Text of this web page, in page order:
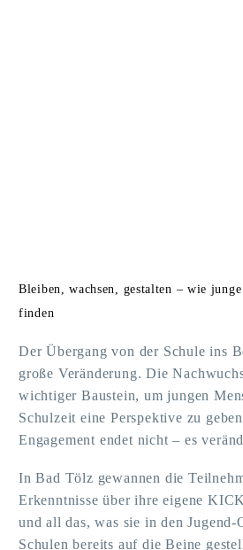
Bleiben, wachsen, gestalten – wie
finden
Der Übergang von der Schule ins
große Veränderung. Die
wichtiger Baustein, um jungen
Schulzeit eine Perspektive zu
Engagement endet nicht – es
In Bad Tölz gewannen die
Erkenntnisse über ihre eigene
und all das, was sie in den Jugend-
Schulen bereits auf die Beine